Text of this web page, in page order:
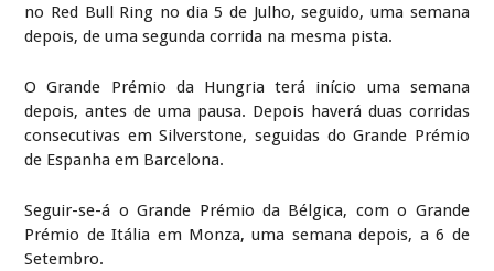
no Red Bull Ring no dia 5 de Julho, seguido, uma semana
depois, de uma segunda corrida na mesma pista.
O Grande Prémio da Hungria terá início uma semana
depois, antes de uma pausa. Depois haverá duas corridas
consecutivas em Silverstone, seguidas do Grande Prémio
de Espanha em Barcelona.
Seguir-se-á o Grande Prémio da Bélgica, com o Grande
Prémio de Itália em Monza, uma semana depois, a 6 de
Setembro.